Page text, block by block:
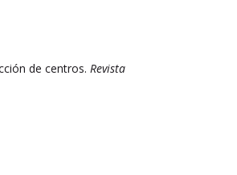
de centros.Revista